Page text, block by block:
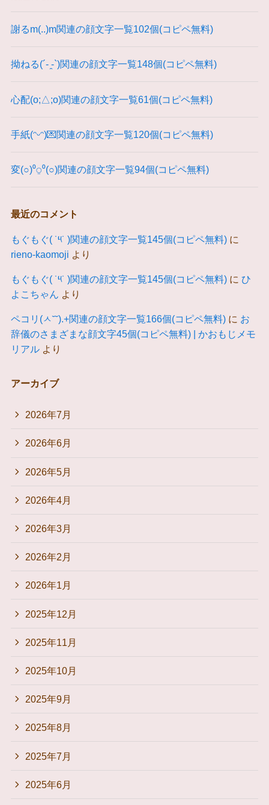
謝るm(..)m関連の顔文字一覧102個(コピペ無料)
拗ねる(´- ̯-`)関連の顔文字一覧148個(コピペ無料)
心配(o;△;o)関連の顔文字一覧61個(コピペ無料)
手紙(ᵔᵕᵔ)💌関連の顔文字一覧120個(コピペ無料)
変(○)⁰⍜⁰(○)関連の顔文字一覧94個(コピペ無料)
最近のコメント
もぐもぐ( ˙༥˙ )関連の顔文字一覧145個(コピペ無料)に
rieno-kaomoji より
もぐもぐ( ˙༥˙ )関連の顔文字一覧145個(コピペ無料)に ひ
よこちゃん より
ペコリ(ㅅ˘˘).+関連の顔文字一覧166個(コピペ無料)に お
辞儀のさまざまな顔文字45個(コピペ無料) | かおもじメモ
リアルより
アーカイブ
2026年7月
2026年6月
2026年5月
2026年4月
2026年3月
2026年2月
2026年1月
2025年12月
2025年11月
2025年10月
2025年9月
2025年8月
2025年7月
2025年6月